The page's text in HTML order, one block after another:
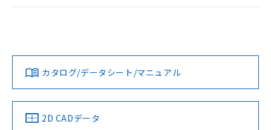
ログイン/会員登録
ダウンロードデータをご利用いただく前に、以下を必ずお読
みください。
ソフトウェアの使用条件
EU RoHS 注意事項・凡例
対応済み
中国 RoHS 注意事項・凡例
LR型式承認
（イギリス
船舶規格）
DNV型式承認
（ノルウェー
BV型式承認
（フランス
KR型式
（韓国
カタログ/データシート/マニュアル
2D CADデータ